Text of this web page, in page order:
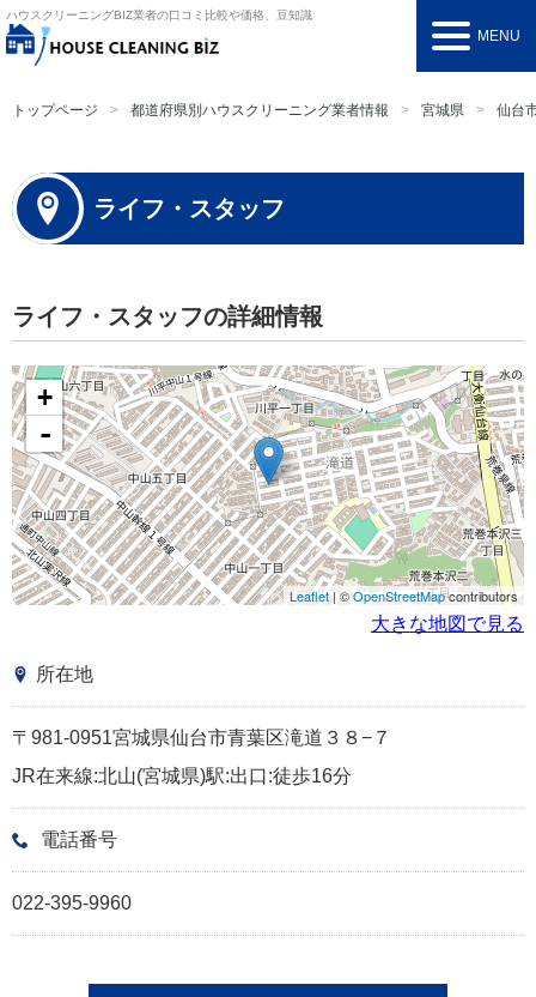
ハウスクリーニングBIZ業者の口コミ比較や価格、豆知識
MENU
トップページ 都道府県別ハウスクリーニング業者情報 宮城県 仙台
ライフ・スタッフ
ライフ・スタッフの詳細情報
+
-
Leaflet| ©OpenStreetMapcontributors
大きな地図で見る
所在地
〒981-0951宮城県仙台市青葉区滝道３８−７
JR在来線:北山(宮城県)駅:出口:徒歩16分
電話番号
022-395-9960